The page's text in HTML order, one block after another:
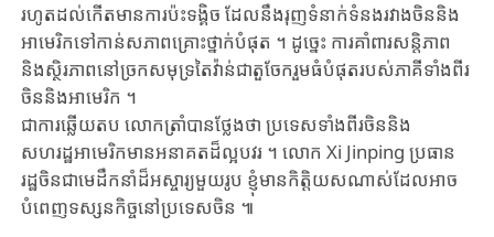
រហូតដល់​កើតមាន​ការប៉ះទង្គិច ​ដែលនឹងរុញ​ទំនាក់ទំនង​រវាងចិន​និង
អាមេរិក​ទៅកាន់​សភាពគ្រោះថ្នាក់​បំផុត​ ។ ដូច្នេះ ​ការគាំពារសន្តិភាព​
និងស្ថិរភាពនៅ​ច្រកសមុទ្រតៃ​វ៉ាន់ជា​តួចែក​រួមធំបំផុត​របស់​ភាគីទាំងពីរ​
ចិននិងអាមេរិក ។
ជាការឆ្លើយតប ​លោកត្រាំបាន​ថ្លែងថា ​ប្រទេសទាំងពីរ​ចិននិង​
សហរដ្ឋអាមេរិក​មានអនាគត​ដ៏ល្អបវរ ។ ​លោក​ Xi ​Jinping ​ប្រធាន
រដ្ឋចិនជា​មេដឹកនាំដ៏​អស្ចារ្យ​មួយរូប​ ខ្ញុំមានកិត្តិយស​ណាស់ដែល​អាច​
បំពេញ​ទស្សនកិច្ចនៅ​ប្រទេសចិន ៕